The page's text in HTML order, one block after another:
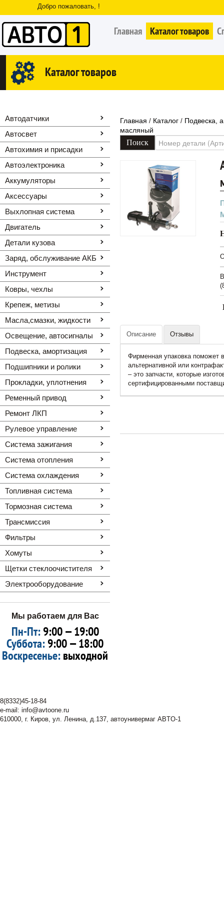
Добро пожаловать, !
Главная Каталог товаров
Каталог товаров
Автодатчики
Автосвет
Автохимия и присадки
Автоэлектроника
Аккумуляторы
Аксессуары
Выхлопная система
Двигатель
Детали кузова
Заряд, обслуживание АКБ
Инструмент
Ковры, чехлы
Крепеж, метизы
Масла,смазки, жидкости
Освещение, автоcигналы
Подвеска, амортизация
Подшипники и ролики
Прокладки, уплотнения
Ременный привод
Ремонт ЛКП
Рулевое управление
Система зажигания
Система отопления
Система охлаждения
Топливная система
Тормозная система
Трансмиссия
Фильтры
Хомуты
Щетки стеклоочистителя
Электрооборудование
Мы работаем для Вас
Пн-Пт:9:00 — 19:00
Суббота:9:00 — 18:00
Воскресенье:выходной
Главная / Каталог / Подвеска,
масляный
Описание Отзывы
Фирменная упаковка поможет
альтернативной или
– это запчасти, которые
сертифицированными
8(8332)45-18-84
e-mail: info@avtoone.ru
610000, г. Киров, ул. Ленина, д.137, автоунивермаг ABTO-1